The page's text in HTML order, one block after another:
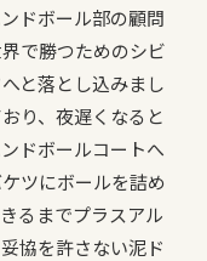
ドボール部の顧問
で勝つためのシビ
と落とし込みまし
り、夜遅くなると
ドボールコートへ
ツにボールを詰め
るまでプラスアル
協を許さない泥ド